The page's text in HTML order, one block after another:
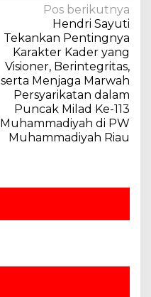
Pos berikutnya
Hendri Sayuti
Tekankan Pentingnya
Karakter Kader yang
Visioner, Berintegritas,
serta Menjaga Marwah
Persyarikatan dalam
Puncak Milad Ke-113
Muhammadiyah di PW
Muhammadiyah Riau